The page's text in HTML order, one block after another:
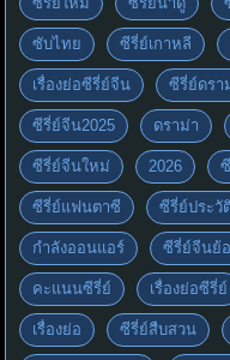
ซับไทย ซีรี่ย์เกาหลี
เรื่องย่อซีรี่ย์จีน ซีรี่ย์ดรา
ซีรี่ย์จีน2025 ดราม่า
ซีรี่ย์จีนใหม่ 2026
ซีรี่ย์แฟนตาซี ซีรี่ย์ประวั
กำลังออนแอร์ ซีรี่ย์จีนย้
คะแนนซีรี่ย์ เรื่องย่อซีรี่ย์
เรื่องย่อ ซีรี่ย์สืบสวน